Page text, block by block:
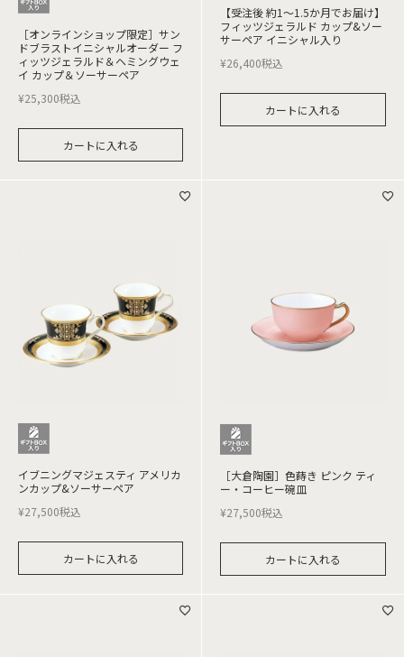
［オンラインショップ限定］サン
ドブラストイニシャルオーダー フ
ィッツジェラルド＆ヘミングウェ
イ カップ＆ソーサーペア
¥25,300税込
カートに入れる
【受注後 約1～1.5か月でお届け】
フィッツジェラルド カップ&ソー
サーペア イニシャル入り
¥26,400税込
カートに入れる
イブニングマジェスティ アメリカ
ンカップ&ソーサーペア
¥27,500税込
カートに入れる
［大倉陶園］色蒔き ピンク ティ
ー・コーヒー碗皿
¥27,500税込
カートに入れる